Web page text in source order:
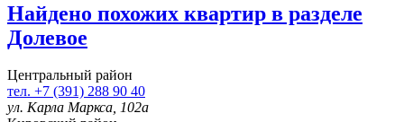
Найдено похожих квартир в разделе
Долевое
Центральный район
тел. +7 (391) 288 90 40
ул. Карла Маркса, 102а